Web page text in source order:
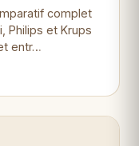
complet
Philips et Krups
entr…